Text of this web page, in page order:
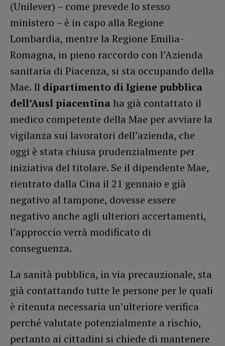
(Unilever) – come prevede lo stesso
ministero – è in capo alla Regione
Lombardia, mentre la Regione Emilia-
Romagna, in pieno raccordo con l’Azienda
sanitaria di Piacenza, si sta occupando della
Mae. Il dipartimento di Igiene pubblica
dell’Ausl piacentinaha già contattato il
medico competente della Mae per avviare la
vigilanza sui lavoratori dell’azienda, che
oggi è stata chiusa prudenzialmente per
iniziativa del titolare. Se il dipendente Mae,
rientrato dalla Cina il 21 gennaio e già
negativo al tampone, dovesse essere
negativo anche agli ulteriori accertamenti,
l’approccio verrà modificato di
conseguenza.
La sanità pubblica, in via precauzionale, sta
già contattando tutte le persone per le quali
è ritenuta necessaria un’ulteriore verifica
perché valutate potenzialmente a rischio,
pertanto ai cittadini si chiede di mantenere